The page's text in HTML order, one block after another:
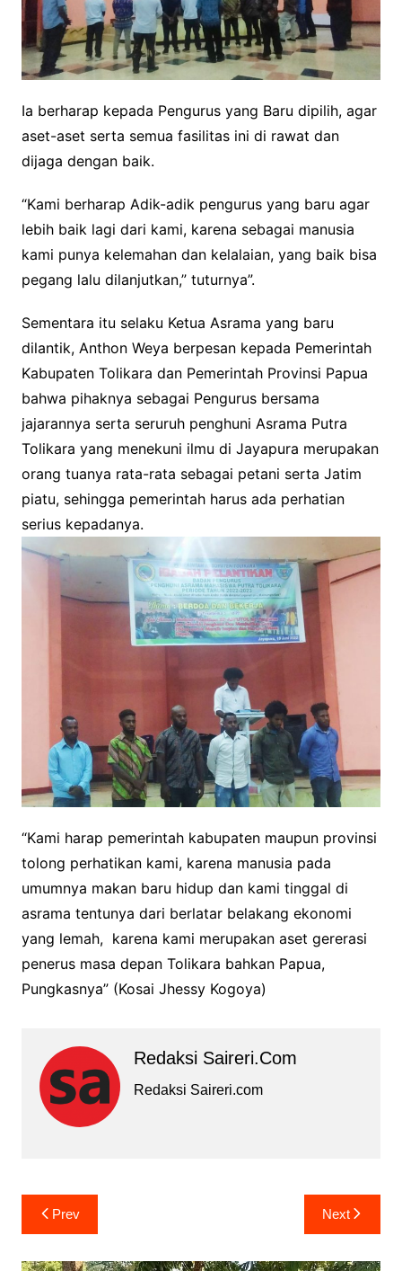
Ia berharap kepada Pengurus yang Baru dipilih, agar
aset-aset serta semua fasilitas ini di rawat dan
dijaga dengan baik.
“Kami berharap Adik-adik pengurus yang baru agar
lebih baik lagi dari kami, karena sebagai manusia
kami punya kelemahan dan kelalaian, yang baik bisa
pegang lalu dilanjutkan,” tuturnya”.
Sementara itu selaku Ketua Asrama yang baru
dilantik, Anthon Weya berpesan kepada Pemerintah
Kabupaten Tolikara dan Pemerintah Provinsi Papua
bahwa pihaknya sebagai Pengurus bersama
jajarannya serta seruruh penghuni Asrama Putra
Tolikara yang menekuni ilmu di Jayapura merupakan
orang tuanya rata-rata sebagai petani serta Jatim
piatu, sehingga pemerintah harus ada perhatian
serius kepadanya.
“Kami harap pemerintah kabupaten maupun provinsi
tolong perhatikan kami, karena manusia pada
umumnya makan baru hidup dan kami tinggal di
asrama tentunya dari berlatar belakang ekonomi
yang lemah, karena kami merupakan aset gererasi
penerus masa depan Tolikara bahkan Papua,
Pungkasnya” (Kosai Jhessy Kogoya)
Redaksi Saireri.com
Redaksi Saireri.com
Navigasi
pos
Prev Next